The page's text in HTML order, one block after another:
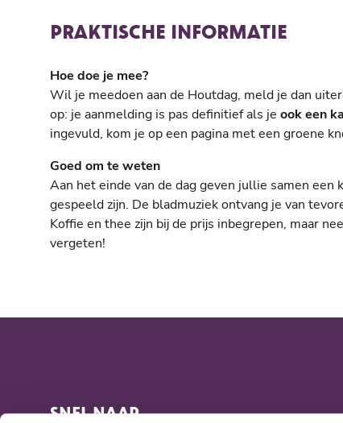
PRAKTISCHE INFORMATIE
Hoe doe je mee?
Wil je meedoen aan de Houtdag, meld je dan
op: je aanmelding is pas definitief als je ook een
ingevuld, kom je op een pagina met een groene
Goed om te weten
Aan het einde van de dag geven jullie samen
gespeeld zijn. De bladmuziek ontvang je van
Koffie en thee zijn bij de prijs inbegrepen, maar
vergeten!
SNEL NAAR